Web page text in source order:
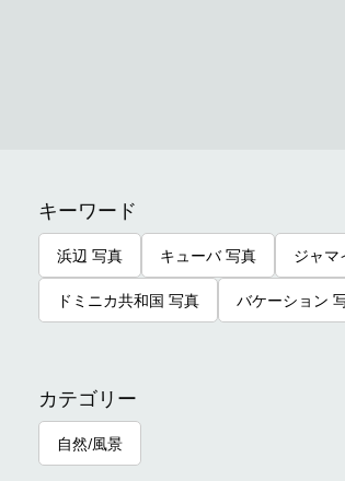
キーワード
浜辺 写真 キューバ 写真 ジャマ
ドミニカ共和国 写真 バケーション
カテゴリー
自然/風景